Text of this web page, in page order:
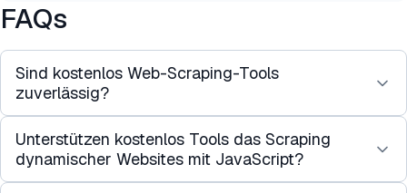
FAQs
Sind kostenlos Web-Scraping-Tools
zuverlässig?
Ja, sie sind für persönliche Projekte zuverlässig.
Aber sie haben oft Einschränkungen bei
Unterstützen kostenlos Tools das Scraping
dynamischer Websites mit JavaScript?